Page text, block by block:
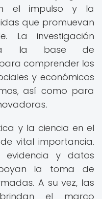
el impulso y la
que promuevan
La investigación
la base de
comprender los
y económicos
así como para
y la ciencia en el
vital importancia.
evidencia y datos
la toma de
A su vez, las
el marco